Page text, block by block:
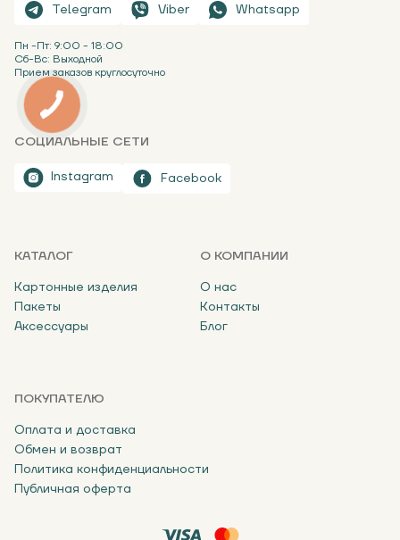
Telegram Viber Whatsapp
Пн -Пт: 9:00 - 18:00
Сб-Вс: Выходной
Прием заказов круглосуточно
СОЦИАЛЬНЫЕ СЕТИ
Instagram Facebook
КАТАЛОГ
Картонные изделия
Пакеты
Аксессуары
О КОМПАНИИ
О нас
Контакты
Блог
ПОКУПАТЕЛЮ
Оплата и доставка
Обмен и возврат
Политика конфиденциальности
Публичная оферта